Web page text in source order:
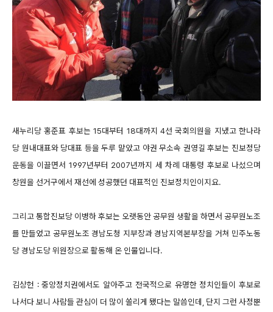
새누리당 홍준표 후보는 15대부터 18대까지 4선 국회의원을 지냈고 한나라
당 원내대표와 당대표 등을 두루 맡았고 야권 무소속 권영길 후보는 진보정당
운동을 이끌면서 1997년부터 2007년까지 세 차례 대통령 후보로 나섰으며
창원을 선거구에서 재선에 성공했던 대표적인 진보정치인이지요.
그리고 통합진보당 이병하 후보는 오랫동안 공무원 생활을 하면서 공무원노조
를 만들었고 공무원노조 경남도청 지부장과 경남지역본부장을 거쳐 민주노동
당 경남도당 위원장으로 활동해 온 인물입니다.
김상헌 : 중앙정치권에서도 알아주고 전국적으로 유명한 정치인들이 후보로
나서다 보니 사람들 관심이 더 많이 쏠리게 됐다는 말씀인데, 단지 그런 사정뿐